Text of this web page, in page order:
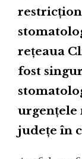
rețeaua
fost
urgențele
județe în